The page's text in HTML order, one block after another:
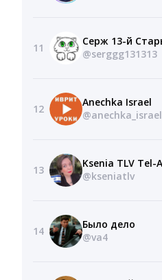
11
@serggg131313
12
Anechka Israel
@anechka_israel
13
@kseniatlv
14
Было дело
@va4